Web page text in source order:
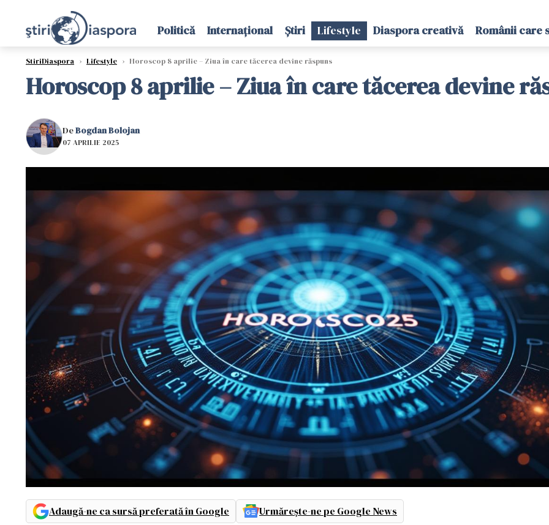
Politică Internațional Știri Lifestyle Diaspora creativă Românii care
StiriDiaspora › Lifestyle › Horoscop 8 aprilie – Ziua în care tăcerea devine răspuns
Horoscop 8 aprilie – Ziua în care tăcerea devine
DeBogdan Bolojan
07 APRILIE 2025
Adaugă-ne ca sursă preferată în Google Urmărește-ne pe Google News